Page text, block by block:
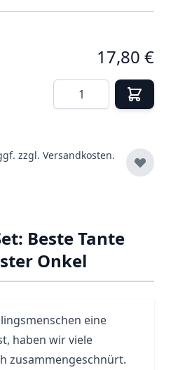
17,80 €
Menge
zzgl. Versandkosten.
Beste Tante
Onkel
eine
haben wir viele
zusammengeschnürt.